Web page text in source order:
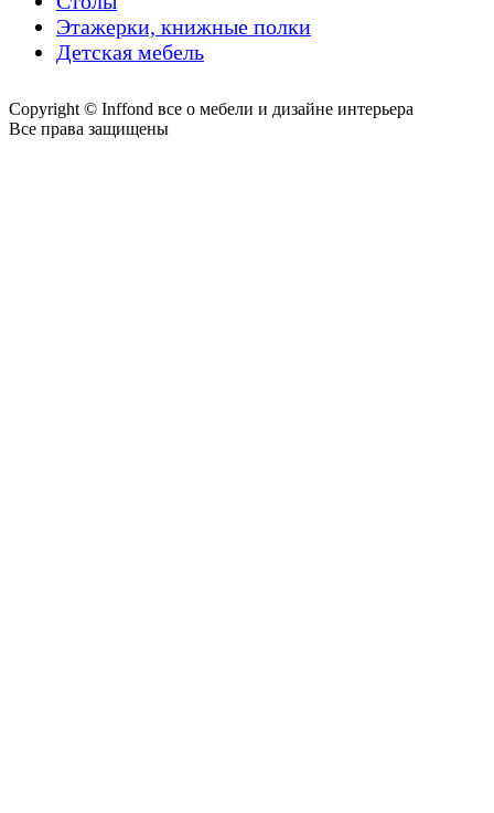
Этажерки, книжные полки
Детская мебель
Copyright © Inffond все о мебели и дизайне интерьера
Все права защищены